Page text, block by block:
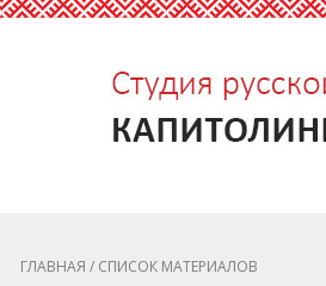
ГЛАВНАЯ / СПИСОК МАТЕРИАЛОВ